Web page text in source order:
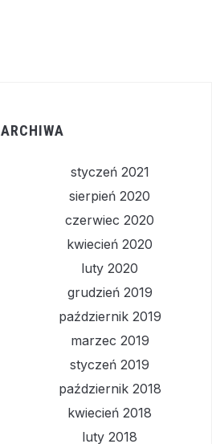
ARCHIWA
styczeń 2021
sierpień 2020
czerwiec 2020
kwiecień 2020
luty 2020
grudzień 2019
październik 2019
marzec 2019
styczeń 2019
październik 2018
kwiecień 2018
luty 2018